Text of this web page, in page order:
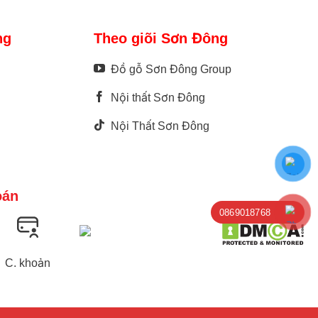
tổ chức
tivi cung
một điểm
thích với
Theo giõi Sơn Đông
Đồ gỗ Sơn Đông Group
Nội thất Sơn Đông
Nội Thất Sơn Đông
C. khoản
0869018768